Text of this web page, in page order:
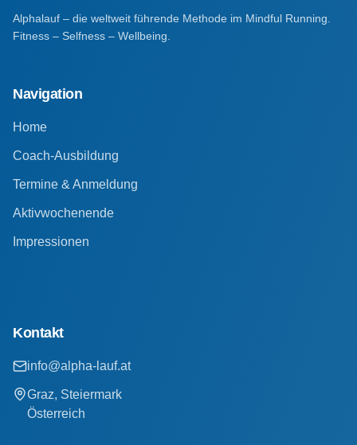
Alphalauf – die weltweit führende Methode im Mindful Running.
Fitness – Selfness – Wellbeing.
Navigation
Home
Coach-Ausbildung
Termine & Anmeldung
Aktivwochenende
Impressionen
Kontakt
info@alpha-lauf.at
Graz, Steiermark
Österreich